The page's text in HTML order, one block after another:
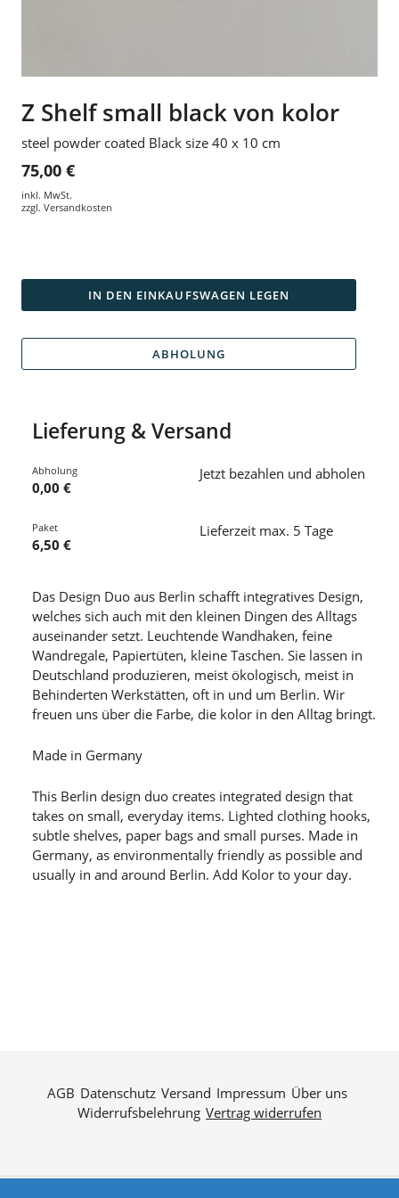
Z Shelf small black von kolor
steel powder coated Black size 40 x 10 cm
75,00 €
inkl. MwSt.
zzgl. Versandkosten
IN DEN EINKAUFSWAGEN LEGEN
ABHOLUNG
Lieferung & Versand
Abholung
0,00 €
Jetzt bezahlen und abholen
Paket
6,50 €
Lieferzeit max. 5 Tage
Das Design Duo aus Berlin schafft integratives Design,
welches sich auch mit den kleinen Dingen des Alltags
auseinander setzt. Leuchtende Wandhaken, feine
Wandregale, Papiertüten, kleine Taschen. Sie lassen in
Deutschland produzieren, meist ökologisch, meist in
Behinderten Werkstätten, oft in und um Berlin. Wir
freuen uns über die Farbe, die kolor in den Alltag bringt.
Made in Germany
This Berlin design duo creates integrated design that
takes on small, everyday items. Lighted clothing hooks,
subtle shelves, paper bags and small purses. Made in
Germany, as environmentally friendly as possible and
usually in and around Berlin. Add Kolor to your day.
AGB Datenschutz Versand Impressum Über uns
Widerrufsbelehrung Vertrag widerrufen